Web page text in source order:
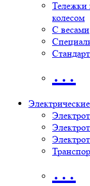
Тележки
колесом
С весами
…
…